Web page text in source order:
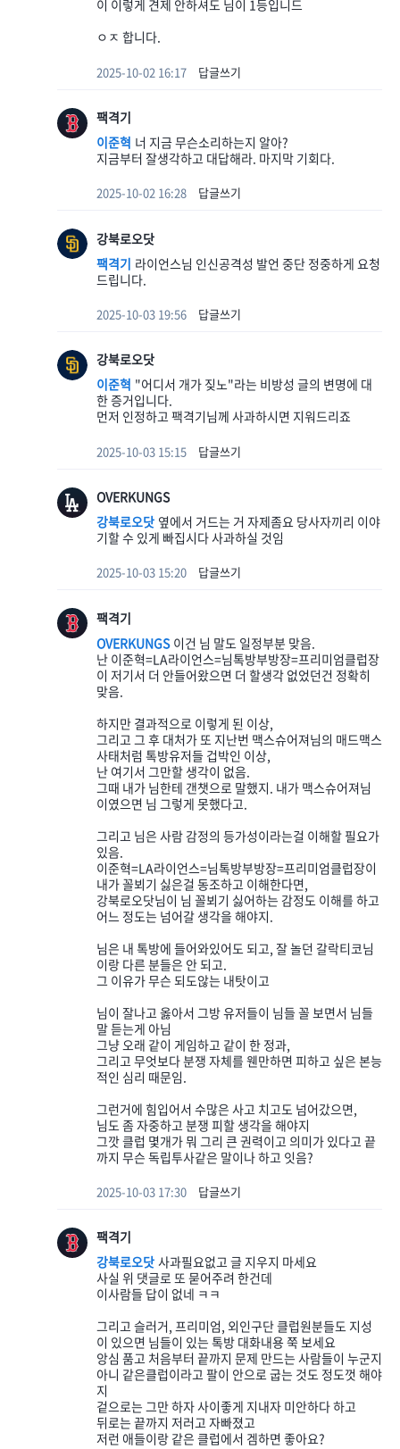
이 이렇게 견제 안하셔도 님이 1등입니드
ㅇㅈ 합니다.
2025-10-02 16:17 답글쓰기
팩격기
이준혁 너 지금 무슨소리하는지 알아?
지금부터 잘생각하고 대답해라. 마지막 기회다.
2025-10-02 16:28 답글쓰기
강북로오닷
팩격기 라이언스님 인신공격성 발언 중단 정중하게 요청
드립니다.
2025-10-03 19:56 답글쓰기
강북로오닷
이준혁 "어디서 개가 짖노"라는 비방성 글의 변명에 대
한 증거입니다.
먼저 인정하고 팩격기님께 사과하시면 지워드리죠
2025-10-03 15:15 답글쓰기
OVERKUNGS
강북로오닷 옆에서 거드는 거 자제좀요 당사자끼리 이야
기할 수 있게 빠집시다 사과하실 것임
2025-10-03 15:20 답글쓰기
팩격기
OVERKUNGS 이건 님 말도 일정부분 맞음.
난 이준혁=LA라이언스=님톡방부방장=프리미엄클럽장
이 저기서 더 안들어왔으면 더 할생각 없었던건 정확히
맞음.
하지만 결과적으로 이렇게 된 이상,
그리고 그 후 대처가 또 지난번 맥스슈어져님의 매드맥스
사태처럼 톡방유저들 겁박인 이상,
난 여기서 그만할 생각이 없음.
그때 내가 님한테 갠챗으로 말했지. 내가 맥스슈어져님
이였으면 님 그렇게 못했다고.
그리고 님은 사람 감정의 등가성이라는걸 이해할 필요가
있음.
이준혁=LA라이언스=님톡방부방장=프리미엄클럽장이
내가 꼴뵈기 싫은걸 동조하고 이해한다면,
강북로오닷님이 님 꼴뵈기 싫어하는 감정도 이해를 하고
어느 정도는 넘어갈 생각을 해야지.
님은 내 톡방에 들어와있어도 되고, 잘 놀던 갈락티코님
이랑 다른 분들은 안 되고.
그 이유가 무슨 되도않는 내탓이고
님이 잘나고 옳아서 그방 유저들이 님들 꼴 보면서 님들
말 듣는게 아님
그냥 오래 같이 게임하고 같이 한 정과,
그리고 무엇보다 분쟁 자체를 웬만하면 피하고 싶은 본능
적인 심리 때문임.
그런거에 힘입어서 수많은 사고 치고도 넘어갔으면,
님도 좀 자중하고 분쟁 피할 생각을 해야지
그깟 클럽 몇개가 뭐 그리 큰 권력이고 의미가 있다고 끝
까지 무슨 독립투사같은 말이나 하고 잇음?
2025-10-03 17:30 답글쓰기
팩격기
강북로오닷 사과필요없고 글 지우지 마세요
사실 위 댓글로 또 묻어주려 한건데
이사람들 답이 없네 ㅋㅋ
그리고 슬러거, 프리미엄, 외인구단 클럽원분들도 지성
이 있으면 님들이 있는 톡방 대화내용 쭉 보세요
앙심 품고 처음부터 끝까지 문제 만드는 사람들이 누군지
아니 같은클럽이라고 팔이 안으로 굽는 것도 정도껏 해야
지
겉으로는 그만 하자 사이좋게 지내자 미안하다 하고
뒤로는 끝까지 저러고 자빠졌고
저런 애들이랑 같은 클럽에서 겜하면 좋아요?